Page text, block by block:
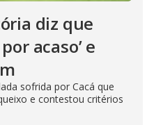
diz que
acaso’ e
sofrida por Cacá que
e contestou critérios